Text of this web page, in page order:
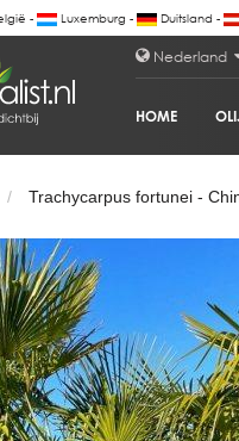
- Luxemburg - Duitsland -
Nederland
HOME
/ Trachycarpus fortunei -